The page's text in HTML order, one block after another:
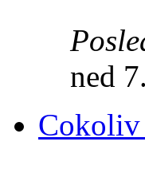
ned
Cokoliv